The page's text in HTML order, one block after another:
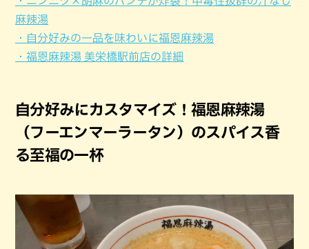
麻辣湯
・自分好みの一品を味わいに福恩麻辣湯
・福恩麻辣湯 美栄橋駅前店の詳細
自分好みにカスタマイズ！福恩麻辣湯
（フーエンマーラータン）のスパイス香
る至福の一杯